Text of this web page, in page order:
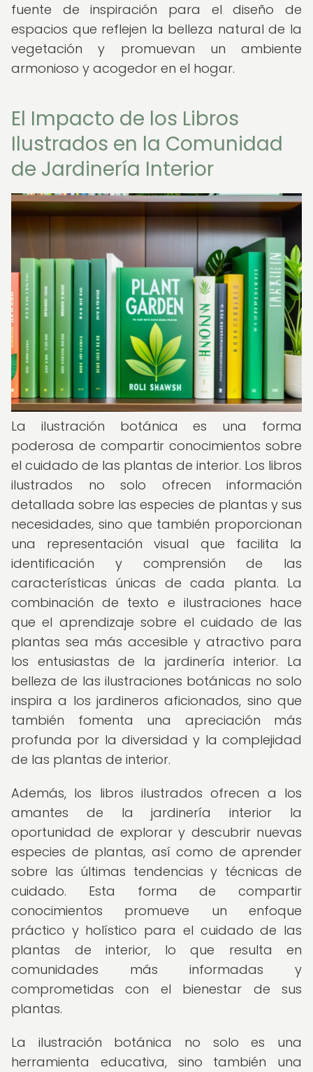
fuente de inspiración para el diseño de
espacios que reflejen la belleza natural de la
vegetación y promuevan un ambiente
armonioso y acogedor en el hogar.
El Impacto de los Libros
Ilustrados en la Comunidad
de Jardinería Interior
La ilustración botánica es una forma
poderosa de compartir conocimientos sobre
el cuidado de las plantas de interior. Los libros
ilustrados no solo ofrecen información
detallada sobre las especies de plantas y sus
necesidades, sino que también proporcionan
una representación visual que facilita la
identificación y comprensión de las
características únicas de cada planta. La
combinación de texto e ilustraciones hace
que el aprendizaje sobre el cuidado de las
plantas sea más accesible y atractivo para
los entusiastas de la jardinería interior. La
belleza de las ilustraciones botánicas no solo
inspira a los jardineros aficionados, sino que
también fomenta una apreciación más
profunda por la diversidad y la complejidad
de las plantas de interior.
Además, los libros ilustrados ofrecen a los
amantes de la jardinería interior la
oportunidad de explorar y descubrir nuevas
especies de plantas, así como de aprender
sobre las últimas tendencias y técnicas de
cuidado. Esta forma de compartir
conocimientos promueve un enfoque
práctico y holístico para el cuidado de las
plantas de interior, lo que resulta en
comunidades más informadas y
comprometidas con el bienestar de sus
plantas.
La ilustración botánica no solo es una
herramienta educativa, sino también una